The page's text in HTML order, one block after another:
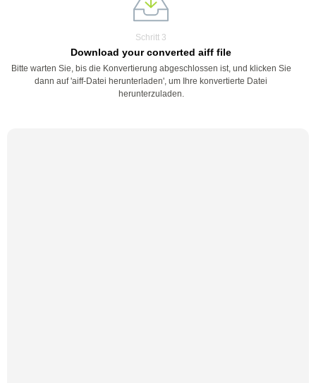
Schritt 3
Download your converted aiff file
Bitte warten Sie, bis die Konvertierung abgeschlossen ist, und klicken Sie
dann auf 'aiff-Datei herunterladen', um Ihre konvertierte Datei
herunterzuladen.